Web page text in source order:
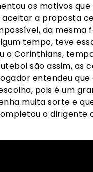
os motivos
a proposta
da mesma
tempo, teve
o Corinthians,
são assim, as
entendeu que
pois é um
muita sorte e
o dirigente